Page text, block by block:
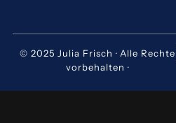
© 2025 Julia Frisch · Alle Rechte
vorbehalten ·